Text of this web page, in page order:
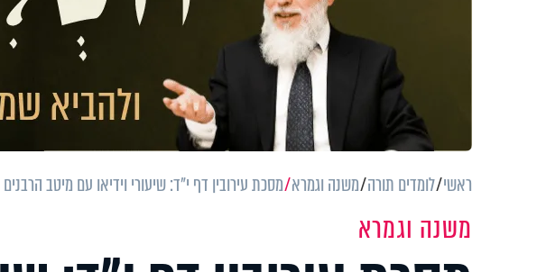
ראשי לומדים תורה משנה וגמרא מסכת עירובין דף י"ד: שיעורי וידיאו עם מיטב
משנה וגמרא